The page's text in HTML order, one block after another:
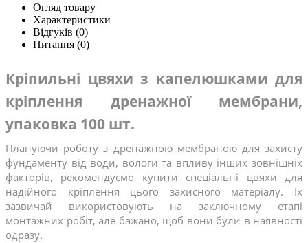
Огляд товару
Характеристики
Відгуків (0)
Питання (0)
Кріпильні цвяхи з капелюшками для
кріплення дренажної мембрани,
упаковка 100 шт.
Плануючи роботу з дренажною мембраною для захисту
фундаменту від води, вологи та впливу інших зовнішніх
факторів, рекомендуємо купити спеціальні цвяхи для
надійного кріплення цього захисного матеріалу. Їх
зазвичай використовують на заключному етапі
монтажних робіт, але бажано, щоб вони були в наявності
одразу.